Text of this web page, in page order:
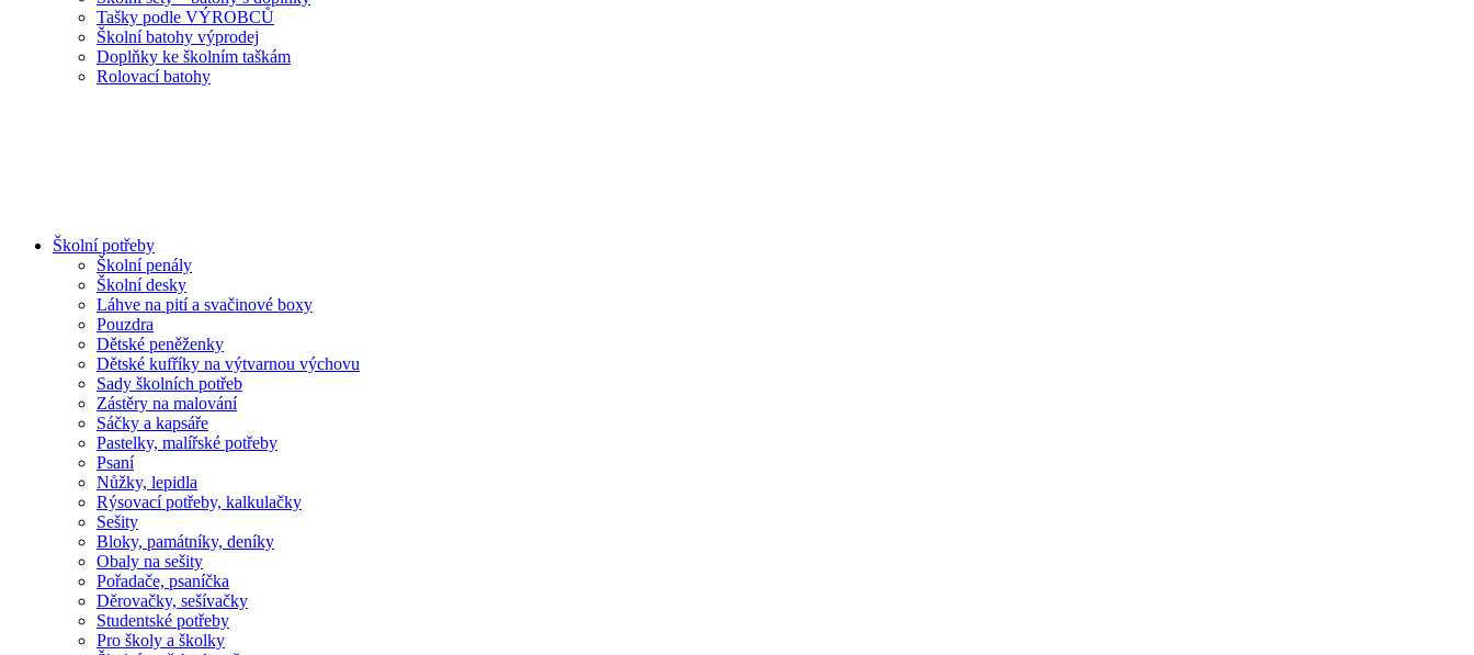
Tašky podle VÝROBCŮ
Školní batohy výprodej
Doplňky ke školním taškám
Rolovací batohy
Školní potřeby
Školní penály
Školní desky
Láhve na pití a svačinové boxy
Pouzdra
Dětské peněženky
Dětské kufříky na výtvarnou výchovu
Sady školních potřeb
Zástěry na malování
Sáčky a kapsáře
Pastelky, malířské potřeby
Psaní
Nůžky, lepidla
Rýsovací potřeby, kalkulačky
Sešity
Bloky, památníky, deníky
Obaly na sešity
Pořadače, psaníčka
Děrovačky, sešívačky
Studentské potřeby
Pro školy a školky